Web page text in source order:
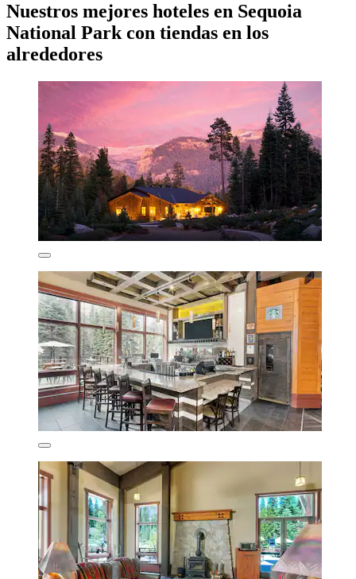
Nuestros mejores hoteles en Sequoia
National Park con tiendas en los
alrededores